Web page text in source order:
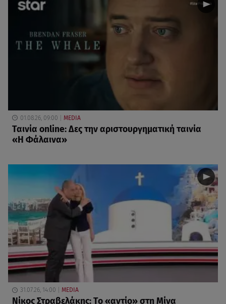
01.08.26, 09:00 MEDIA
Ταινία online: Δες την αριστουργηματική ταινία
«Η Φάλαινα»
31.07.26, 14:00 MEDIA
Νίκος Στραβελάκης: Το «αντίο» στη Μίνα